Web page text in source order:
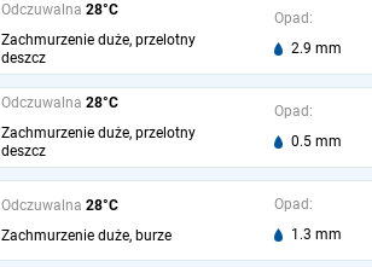
Odczuwalna 28°C
Zachmurzenie duże, przelotny
deszcz
Opad:
2.9 mm
Odczuwalna 28°C
Zachmurzenie duże, przelotny
deszcz
Opad:
0.5 mm
Odczuwalna 28°C
Zachmurzenie duże, burze
Opad:
1.3 mm